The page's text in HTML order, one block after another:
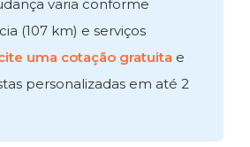
varia conforme
(107 km) e serviços
uma cotação gratuita e
personalizadas em até 2